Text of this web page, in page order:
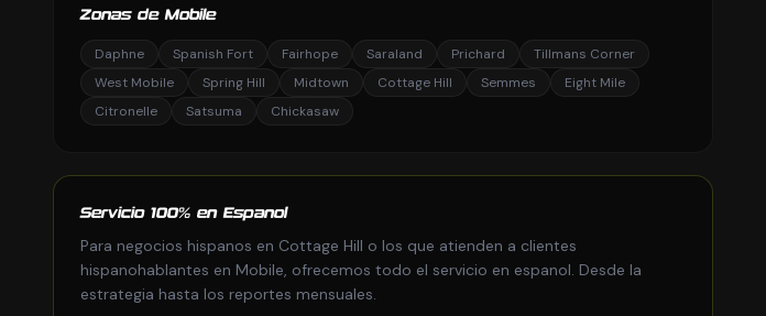
Zonas de Mobile
Daphne Spanish Fort Fairhope Saraland Prichard
Tillmans Corner
West Mobile
Spring Hill Midtown Cottage Hill Semmes
Eight Mile
Citronelle
Satsuma Chickasaw
Servicio 100% en Espanol
Para negocios hispanos en Cottage Hill o los que atienden a clientes
hispanohablantes en Mobile, ofrecemos todo el servicio en espanol. Desde la
estrategia hasta los reportes mensuales.